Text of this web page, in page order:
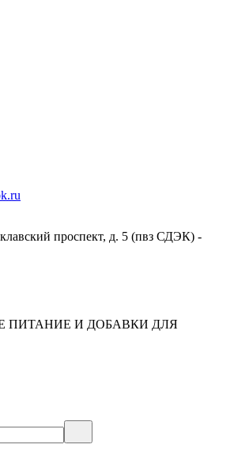
проспект, д. 5 (пвз СДЭК) -
ПИТАНИЕ И ДОБАВКИ ДЛЯ